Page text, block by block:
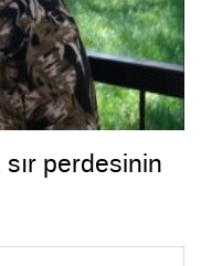
sır perdesinin